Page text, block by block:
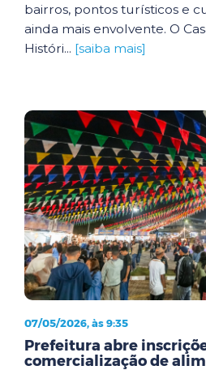
bairros, pontos turísticos e
ainda mais envolvente. O
Históri... [saiba mais]
07/05/2026, às 9:35
Prefeitura abre
comercialização de